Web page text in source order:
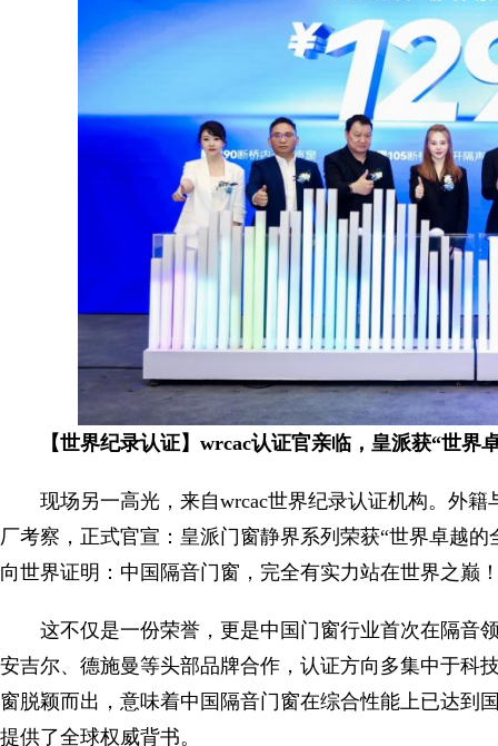
【世界纪录认证】wrcac认证官亲临，皇派获“世界
现场另一高光，来自wrcac世界纪录认证机构。外
厂考察，正式官宣：皇派门窗静界系列荣获“世界卓越
向世界证明：中国隔音门窗，完全有实力站在世界之巅
这不仅是一份荣誉，更是中国门窗行业首次在隔音
安吉尔、德施曼等头部品牌合作，认证方向多集中于科
窗脱颖而出，意味着中国隔音门窗在综合性能上已达到
提供了全球权威背书。